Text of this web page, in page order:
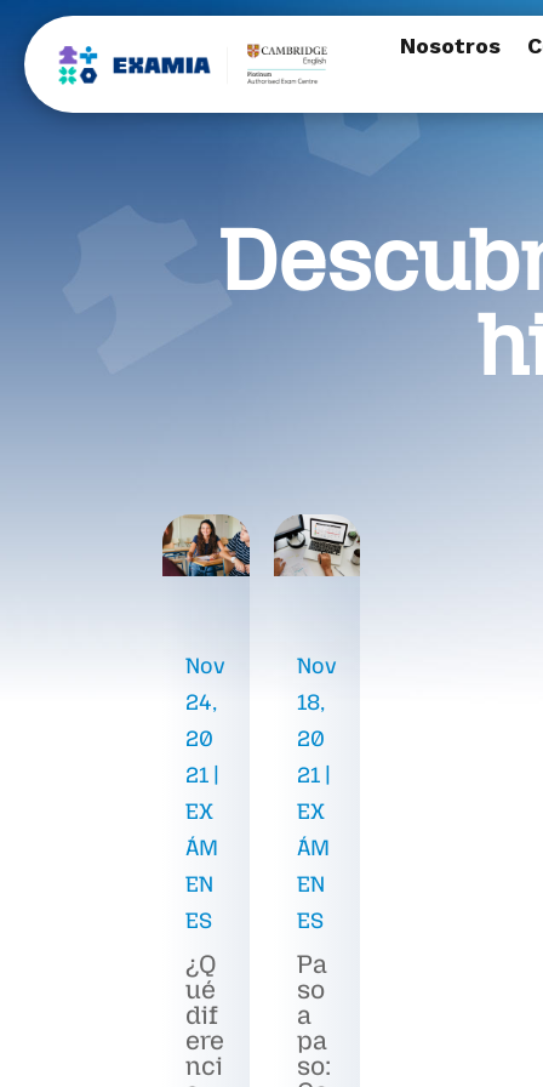
Nosotros
¿Q
ué
dif
ere
nci
Nov
24,
20
21
EX
ÁM
EN
ES
Pa
so
a
pa
so:
Nov
18,
20
21|
EX
ÁM
EN
ES